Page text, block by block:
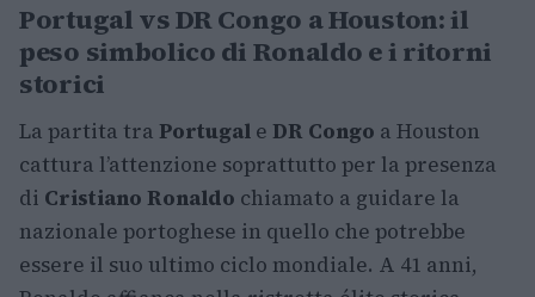
Portugal vs DR Congo a Houston: il
peso simbolico di Ronaldo e i ritorni
storici
La partita tra Portugal e DR Congo a Houston
cattura l’attenzione soprattutto per la presenza
di Cristiano Ronaldo chiamato a guidare la
nazionale portoghese in quello che potrebbe
essere il suo ultimo ciclo mondiale. A 41 anni,